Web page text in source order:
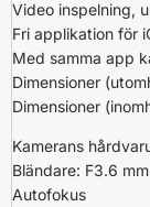
Video inspelning,
Fri applikation för
Med samma app
Dimensioner
Dimensioner
Kamerans
Bländare: F3.6 mm
Autofokus